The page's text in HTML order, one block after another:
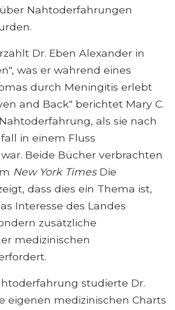
Nahtoderfahrungen
Dr. Eben Alexander in
was er während eines
durch Meningitis erlebt
and Back" berichtet Mary C.
als sie nach
in einem Fluss
Beide Bücher verbrachten
New York TimesDie
dass dies ein Thema ist,
Interesse des Landes
zusätzliche
medizinischen
studierte Dr.
eigenen medizinischen Charts